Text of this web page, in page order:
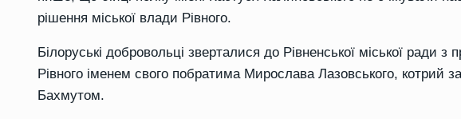
рішення міської влади Рівного.
Білоруські добровольці зверталися до Рівненської міської ради
Рівного іменем свого побратима Мирослава Лазовського, котрий
Бахмутом.